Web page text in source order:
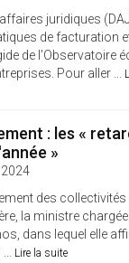
affaires juridiques
de facturation
de l’Observatoire
Pour aller ...
: les «
»
des
la ministre
dans lequel elle
Lire la suite